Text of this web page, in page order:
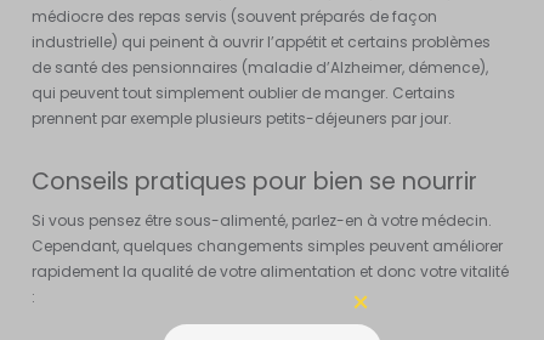
médiocre des repas servis (souvent préparés de façon
industrielle) qui peinent à ouvrir l’appétit et certains problèmes
de santé des pensionnaires (maladie d’Alzheimer, démence),
qui peuvent tout simplement oublier de manger. Certains
prennent par exemple plusieurs petits-déjeuners par jour.
Conseils pratiques pour bien se nourrir
Si vous pensez être sous-alimenté, parlez-en à votre médecin.
Cependant, quelques changements simples peuvent améliorer
rapidement la qualité de votre alimentation et donc votre vitalité
: